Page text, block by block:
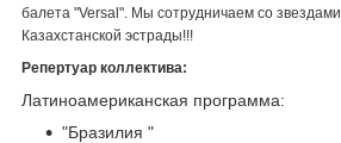
балета "Versal". Мы сотрудничаем со
Казахстанской эстрады!!!
Репертуар коллектива:
Латиноамериканская программа:
"Бразилия "